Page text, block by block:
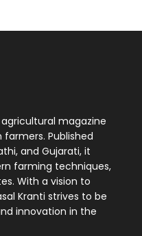
magazine
Published
and Gujarati, it
farming techniques,
With a vision to
Kranti strives to be
innovation in the